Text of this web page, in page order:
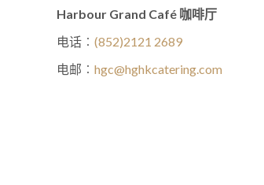
Harbour Grand Café 咖啡厅
电话︰ (852)2121 2689
电邮︰ hgc@hghkcatering.com